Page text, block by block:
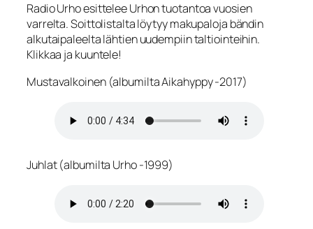
Radio Urho esittelee Urhon tuotantoa vuosien
varrelta. Soittolistalta löytyy makupaloja bändin
alkutaipaleelta lähtien uudempiin taltiointeihin.
Klikkaa ja kuuntele!
Mustavalkoinen (albumilta Aikahyppy -2017)
Juhlat (albumilta Urho -1999)